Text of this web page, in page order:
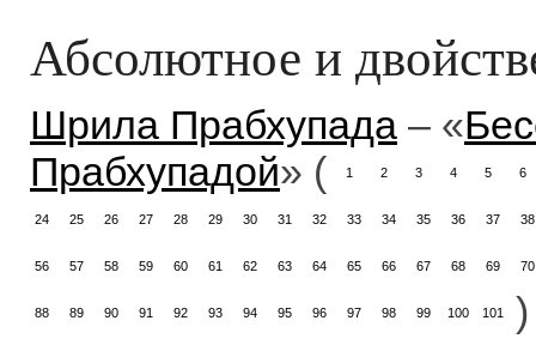
Абсолютное и
Шрила Прабхупада – «
Прабхупадой» ( 1 2 3 4 5 6
24 25 26 27 28 29 30 31 32 33 34 35 36 37 38
56 57 58 59 60 61 62 63 64 65 66 67 68 69 70
88 89 90 91 92 93 94 95 96 97 98 99 100 101
)